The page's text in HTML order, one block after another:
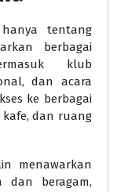
tentang
berbagai
klub
dan acara
ke berbagai
dan ruang
menawarkan
dan beragam,